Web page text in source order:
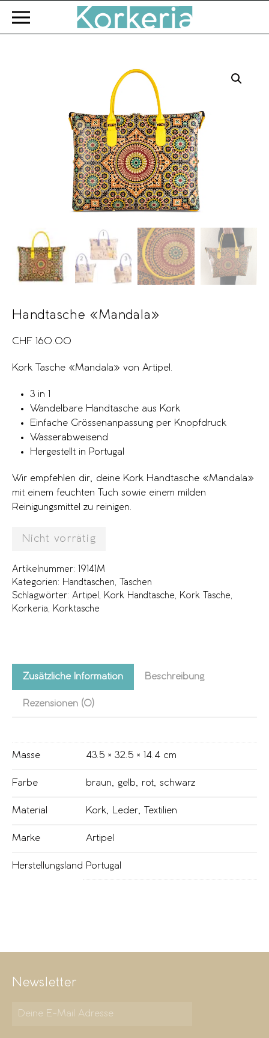
Zum Hauptinhalt springen
Handtasche «Mandala»
CHF 160.00
Kork Tasche «Mandala» von Artipel.
3 in 1
Wandelbare Handtasche aus Kork
Einfache Grössenanpassung per Knopfdruck
Wasserabweisend
Hergestellt in Portugal
Wir empfehlen dir, deine Kork Handtasche «Mandala»
mit einem feuchten Tuch sowie einem milden
Reinigungsmittel zu reinigen.
Nicht vorrätig
Artikelnummer:
19141M
Kategorien: Handtaschen
Taschen
Schlagwörter: Artipel Kork Handtasche Kork Tasche
Korkeria
Korktasche
Zusätzliche Information Beschreibung
Rezensionen (0)
Masse 43.5 × 32.5 × 14.4 cm
Farbe braun gelb rot schwarz
Material Kork Leder Textilien
Marke Artipel
Herstellungsland Portugal
Newsletter